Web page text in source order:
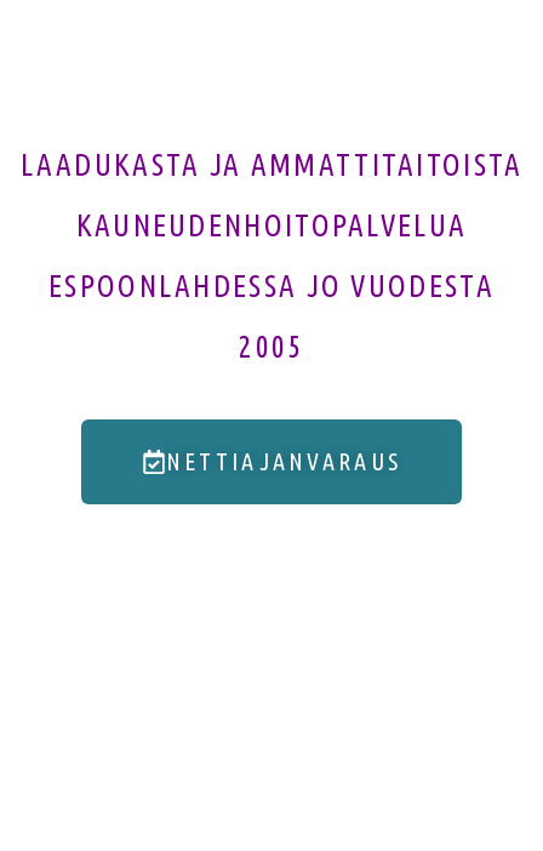
LAADUKASTA JA AMMATTITAITOISTA
KAUNEUDENHOITOPALVELUA
ESPOONLAHDESSA JO VUODESTA
2005
NETTIAJANVARAUS